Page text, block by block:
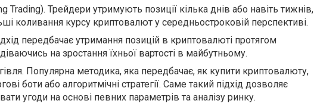
Trading). Трейдери утримують позиції кілька днів або навіть тижнів,
коливання курсу криптовалют у середньостроковій перспективі.
передбачає утримання позицій в криптовалюті протягом
на зростання їхньої вартості в майбутньому.
Популярна методика, яка передбачає, як купити криптовалюту,
боти або алгоритмічні стратегії. Саме такий підхід дозволяє
угоди на основі певних параметрів та аналізу ринку.